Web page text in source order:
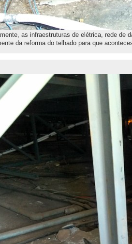
as infraestruturas de elétrica, rede de
da reforma do telhado para que